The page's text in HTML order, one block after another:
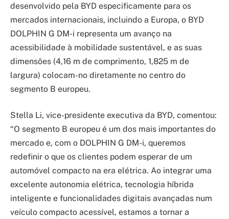
desenvolvido pela BYD especificamente para os
mercados internacionais, incluindo a Europa, o BYD
DOLPHIN G DM-i representa um avanço na
acessibilidade à mobilidade sustentável, e as suas
dimensões (4,16 m de comprimento, 1,825 m de
largura) colocam-no diretamente no centro do
segmento B europeu.
Stella Li, vice-presidente executiva da BYD, comentou:
“O segmento B europeu é um dos mais importantes do
mercado e, com o DOLPHIN G DM-i, queremos
redefinir o que os clientes podem esperar de um
automóvel compacto na era elétrica. Ao integrar uma
excelente autonomia elétrica, tecnologia híbrida
inteligente e funcionalidades digitais avançadas num
veículo compacto acessível, estamos a tornar a